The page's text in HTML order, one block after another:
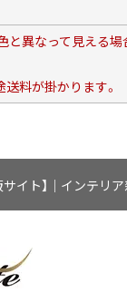
と異なって見える
送料が掛かります。
イト】｜インテリ